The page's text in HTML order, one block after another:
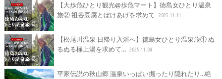
【大歩危ひとり観光@歩危マート】徳島女ひとり温泉
旅② 祖谷豆腐とぼけあげを求めて
2025.11.11
【松尾川温泉 日帰り入浴へ】徳島女ひとり温泉旅① ぬ
るぬる極上湯を求めて… 2025.11.04
平家伝説の秋山郷 温泉いっぱい掘ったり隠れたり…絶